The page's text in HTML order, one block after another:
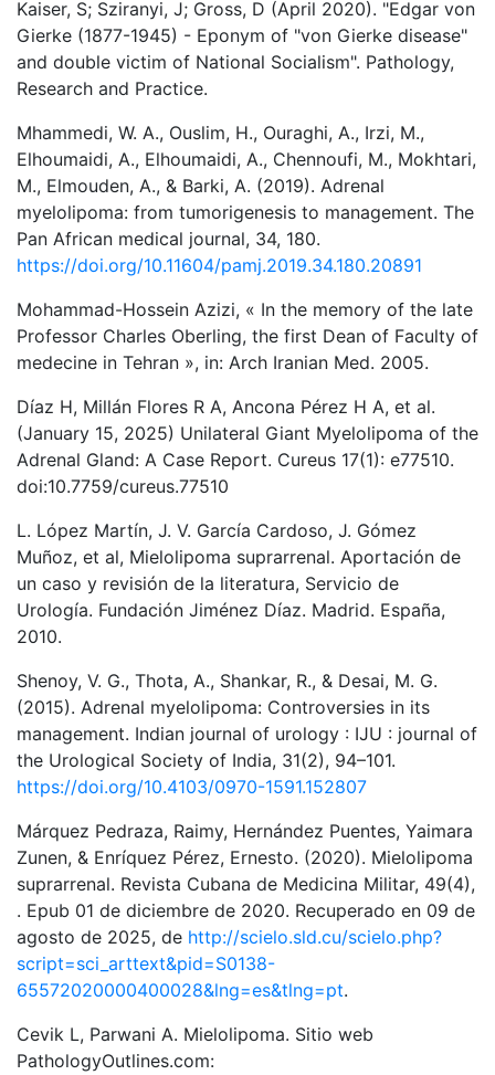
Kaiser, S; Sziranyi, J; Gross, D (April 2020). "Edgar von
Gierke (1877-1945) - Eponym of "von Gierke disease"
and double victim of National Socialism". Pathology,
Research and Practice.
Mhammedi, W. A., Ouslim, H., Ouraghi, A., Irzi, M.,
Elhoumaidi, A., Elhoumaidi, A., Chennoufi, M., Mokhtari,
M., Elmouden, A., & Barki, A. (2019). Adrenal
myelolipoma: from tumorigenesis to management. The
Pan African medical journal, 34, 180.
https://doi.org/10.11604/pamj.2019.34.180.20891
Mohammad-Hossein Azizi, « In the memory of the late
Professor Charles Oberling, the first Dean of Faculty of
medecine in Tehran », in: Arch Iranian Med. 2005.
Díaz H, Millán Flores R A, Ancona Pérez H A, et al.
(January 15, 2025) Unilateral Giant Myelolipoma of the
Adrenal Gland: A Case Report. Cureus 17(1): e77510.
doi:10.7759/cureus.77510
L. López Martín, J. V. García Cardoso, J. Gómez
Muñoz, et al, Mielolipoma suprarrenal. Aportación de
un caso y revisión de la literatura, Servicio de
Urología. Fundación Jiménez Díaz. Madrid. España,
2010.
Shenoy, V. G., Thota, A., Shankar, R., & Desai, M. G.
(2015). Adrenal myelolipoma: Controversies in its
management. Indian journal of urology : IJU : journal of
the Urological Society of India, 31(2), 94–101.
https://doi.org/10.4103/0970-1591.152807
Márquez Pedraza, Raimy, Hernández Puentes, Yaimara
Zunen, & Enríquez Pérez, Ernesto. (2020). Mielolipoma
suprarrenal. Revista Cubana de Medicina Militar, 49(4),
. Epub 01 de diciembre de 2020. Recuperado en 09 de
agosto de 2025, de http://scielo.sld.cu/scielo.php?
script=sci_arttext&pid=S0138-
65572020000400028&lng=es&tlng=pt.
Cevik L, Parwani A. Mielolipoma. Sitio web
PathologyOutlines.com: